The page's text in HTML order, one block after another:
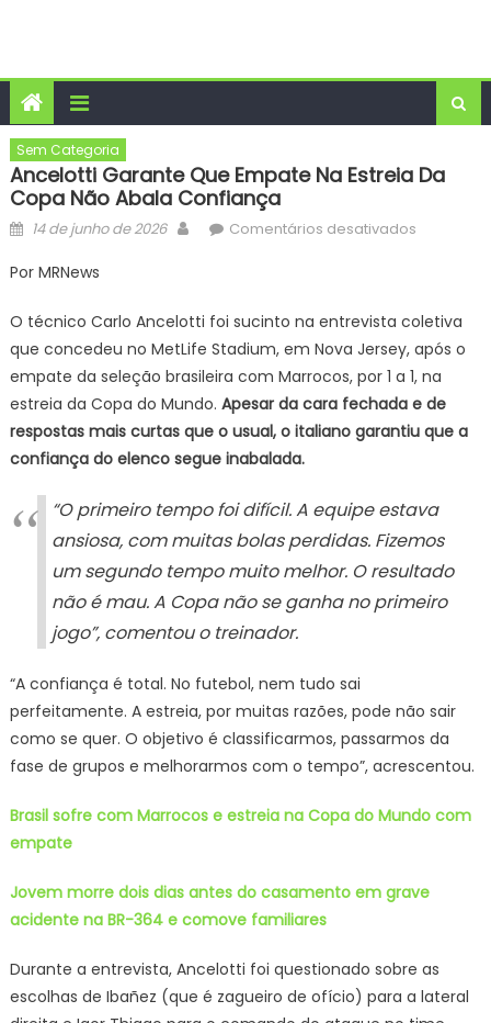
Sem Categoria
Ancelotti Garante Que Empate Na Estreia Da
Copa Não Abala Confiança
Posted
14 de junho de 2026 AuthorComentários desativadosem
empate
na
estreia
da
Copa
confiança
Por MRNews
O técnico Carlo Ancelotti foi sucinto na entrevista coletiva
que concedeu no MetLife Stadium, em Nova Jersey, após o
empate da seleção brasileira com Marrocos, por 1 a 1, na
estreia da Copa do Mundo. Apesar da cara fechada e de
respostas mais curtas que o usual, o italiano garantiu que a
confiança do elenco segue inabalada.
“O primeiro tempo foi difícil. A equipe estava
ansiosa, com muitas bolas perdidas. Fizemos
um segundo tempo muito melhor. O resultado
não é mau. A Copa não se ganha no primeiro
jogo”, comentou o treinador.
“A confiança é total. No futebol, nem tudo sai
perfeitamente. A estreia, por muitas razões, pode não sair
como se quer. O objetivo é classificarmos, passarmos da
fase de grupos e melhorarmos com o tempo”, acrescentou.
Brasil sofre com Marrocos e estreia na Copa do Mundo com
empate
Jovem morre dois dias antes do casamento em grave
acidente na BR-364 e comove familiares
Durante a entrevista, Ancelotti foi questionado sobre as
escolhas de Ibañez (que é zagueiro de ofício) para a lateral